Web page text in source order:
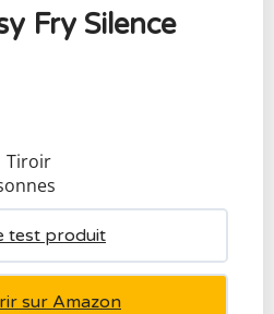
Fry Silence
Tiroir
test produit
sur Amazon